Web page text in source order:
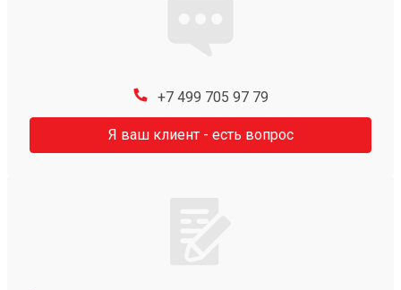
+7 499 705 97 79
Я ваш клиент - есть вопрос